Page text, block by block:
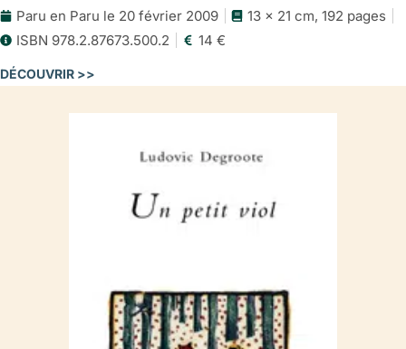
Paru en Paru le 20 février 2009
13 x 21 cm, 192 pages
ISBN 978.2.87673.500.2
14 €
DÉCOUVRIR >>